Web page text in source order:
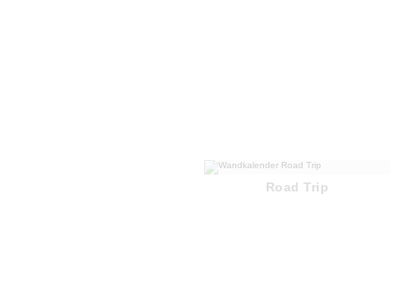
Road Trip